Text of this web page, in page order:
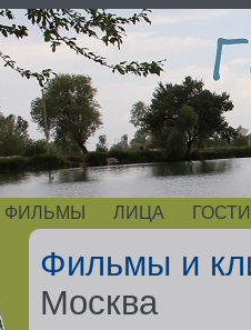
ФИЛЬМЫ ЛИЦА ГОСТИ
Фильмы и
Москва